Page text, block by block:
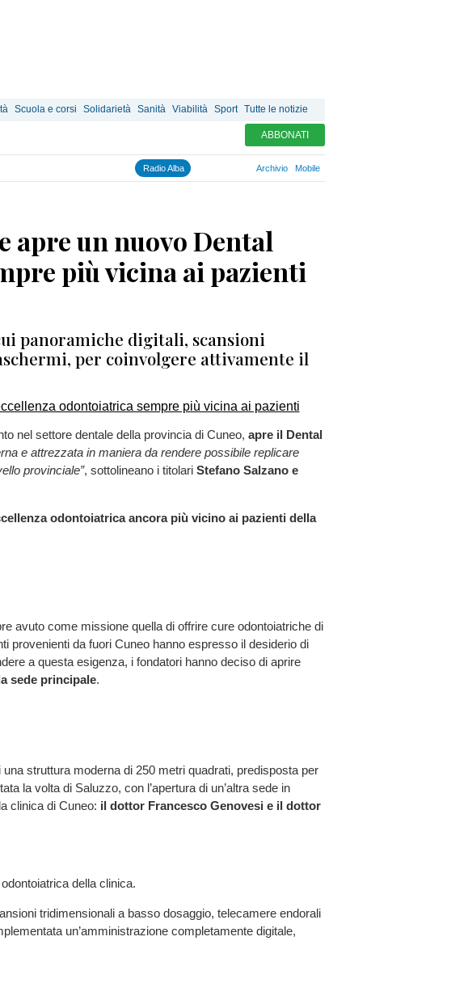
Scuola e corsi Solidarietà Sanità Viabilità Sport Tutte le notizie
ABBONATI
Radio Alba Archivio Mobile
un nuovo Dental
più vicina ai pazienti
panoramiche digitali, scansioni
per coinvolgere attivamente il
nel settore dentale della provincia di Cuneo, apre il Dental
e attrezzata in maniera da rendere possibile replicare
provinciale”, sottolineano i titolari Stefano Salzano e
odontoiatrica ancora più vicino ai pazienti della
avuto come missione quella di offrire cure odontoiatriche di
provenienti da fuori Cuneo hanno espresso il desiderio di
a questa esigenza, i fondatori hanno deciso di aprire
sede principale.
struttura moderna di 250 metri quadrati, predisposta per
la volta di Saluzzo, con l’apertura di un’altra sede in
clinica di Cuneo: il dottor Francesco Genovesi e il dottor
della clinica.
tridimensionali a basso dosaggio, telecamere endorali
un’amministrazione completamente digitale,